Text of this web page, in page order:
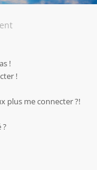
!
!
plus me connecter ?!